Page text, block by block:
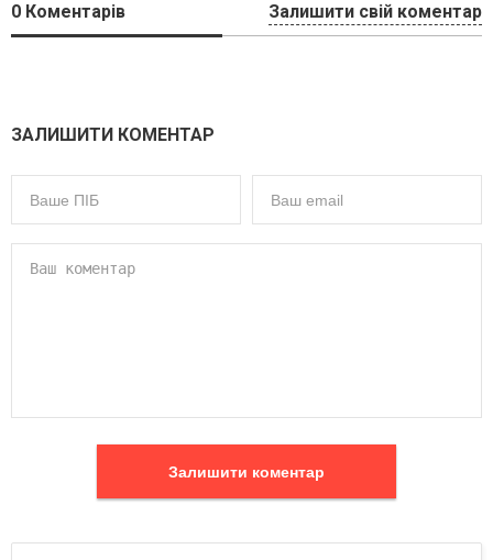
0 Коментарів Залишити свій коментар
ЗАЛИШИТИ КОМЕНТАР
Залишити коментар